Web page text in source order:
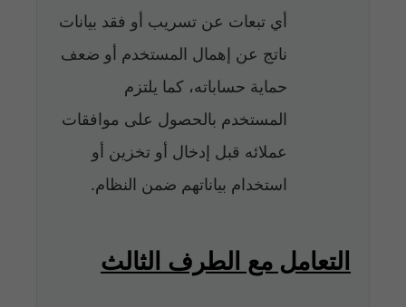
أي تبعات عن تسريب أو فقد بيانات
ناتج عن إهمال المستخدم أو ضعف
حماية حساباته، كما يلتزم
المستخدم بالحصول على موافقات
عملائه قبل إدخال أو تخزين أو
استخدام بياناتهم ضمن النظام.
التعامل مع الطرف الثالث